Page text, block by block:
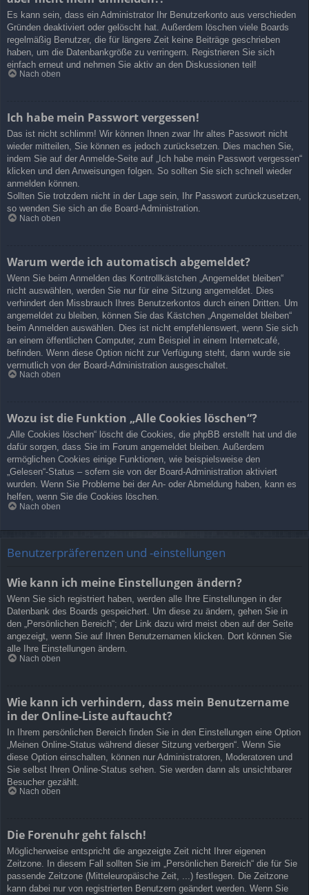
Es kann sein, dass ein Administrator Ihr Benutzerkonto aus verschieden
Gründen deaktiviert oder gelöscht hat. Außerdem löschen viele Boards
regelmäßig Benutzer, die für längere Zeit keine Beiträge geschrieben
haben, um die Datenbankgröße zu verringern. Registrieren Sie sich
einfach erneut und nehmen Sie aktiv an den Diskussionen teil!
Nach oben
Ich habe mein Passwort vergessen!
Das ist nicht schlimm! Wir können Ihnen zwar Ihr altes Passwort nicht
wieder mitteilen, Sie können es jedoch zurücksetzen. Dies machen Sie,
indem Sie auf der Anmelde-Seite auf „Ich habe mein Passwort vergessen“
klicken und den Anweisungen folgen. So sollten Sie sich schnell wieder
anmelden können.
Sollten Sie trotzdem nicht in der Lage sein, Ihr Passwort zurückzusetzen,
so wenden Sie sich an die Board-Administration.
Nach oben
Warum werde ich automatisch abgemeldet?
Wenn Sie beim Anmelden das Kontrollkästchen „Angemeldet bleiben“
nicht auswählen, werden Sie nur für eine Sitzung angemeldet. Dies
verhindert den Missbrauch Ihres Benutzerkontos durch einen Dritten. Um
angemeldet zu bleiben, können Sie das Kästchen „Angemeldet bleiben“
beim Anmelden auswählen. Dies ist nicht empfehlenswert, wenn Sie sich
an einem öffentlichen Computer, zum Beispiel in einem Internetcafé,
befinden. Wenn diese Option nicht zur Verfügung steht, dann wurde sie
vermutlich von der Board-Administration ausgeschaltet.
Nach oben
Wozu ist die Funktion „Alle Cookies löschen“?
„Alle Cookies löschen“ löscht die Cookies, die phpBB erstellt hat und die
dafür sorgen, dass Sie im Forum angemeldet bleiben. Außerdem
ermöglichen Cookies einige Funktionen, wie beispielsweise den
„Gelesen“-Status – sofern sie von der Board-Administration aktiviert
wurden. Wenn Sie Probleme bei der An- oder Abmeldung haben, kann es
helfen, wenn Sie die Cookies löschen.
Nach oben
Benutzerpräferenzen und -einstellungen
Wie kann ich meine Einstellungen ändern?
Wenn Sie sich registriert haben, werden alle Ihre Einstellungen in der
Datenbank des Boards gespeichert. Um diese zu ändern, gehen Sie in
den „Persönlichen Bereich“; der Link dazu wird meist oben auf der Seite
angezeigt, wenn Sie auf Ihren Benutzernamen klicken. Dort können Sie
alle Ihre Einstellungen ändern.
Nach oben
Wie kann ich verhindern, dass mein Benutzername
in der Online-Liste auftaucht?
In Ihrem persönlichen Bereich finden Sie in den Einstellungen eine Option
„Meinen Online-Status während dieser Sitzung verbergen“. Wenn Sie
diese Option einschalten, können nur Administratoren, Moderatoren und
Sie selbst Ihren Online-Status sehen. Sie werden dann als unsichtbarer
Besucher gezählt.
Nach oben
Die Forenuhr geht falsch!
Möglicherweise entspricht die angezeigte Zeit nicht Ihrer eigenen
Zeitzone. In diesem Fall sollten Sie im „Persönlichen Bereich“ die für Sie
passende Zeitzone (Mitteleuropäische Zeit, ...) festlegen. Die Zeitzone
kann dabei nur von registrierten Benutzern geändert werden. Wenn Sie